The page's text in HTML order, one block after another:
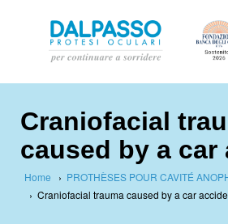
Craniofacial
caused by a car
Home › PROTHÈSES POUR CAVITÉ
› Craniofacial trauma caused by a car